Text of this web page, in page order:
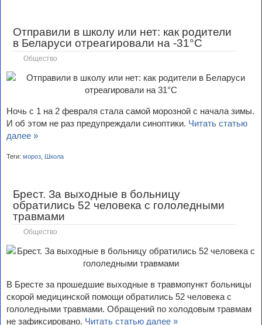
Отправили в школу или нет: как родители
в Беларуси отреагировали на -31°С
Общество
Ночь с 1 на 2 февраля стала самой морозной с начала зимы.
И об этом не раз предупреждали синоптики. Читать статью
далее »
Теги: мороз Школа
Брест. За выходные в больницу
обратились 52 человека с гололедными
травмами
Общество
В Бресте за прошедшие выходные в травмопункт больницы
скорой медицинской помощи обратились 52 человека с
гололедными травмами. Обращений по холодовым травмам
не зафиксировано. Читать статью далее »